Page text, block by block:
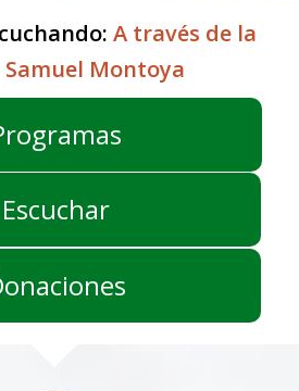
A través de la
Samuel Montoya
Escuchar